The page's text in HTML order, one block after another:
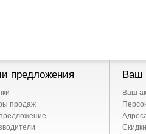
предложения
продаж
Ваш
Ваш
Скидки